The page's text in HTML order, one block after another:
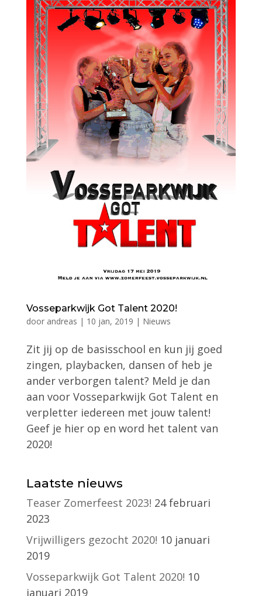
Vosseparkwijk Got Talent 2020!
door andreas | 10 jan, 2019 | Nieuws
Zit jij op de basisschool en kun jij goed
zingen, playbacken, dansen of heb je
ander verborgen talent? Meld je dan
aan voor Vosseparkwijk Got Talent en
verpletter iedereen met jouw talent!
Geef je hier op en word het talent van
2020!
Laatste nieuws
Teaser Zomerfeest 2023! 24 februari
2023
Vrijwilligers gezocht 2020! 10 januari
2019
Vosseparkwijk Got Talent 2020! 10
januari 2019